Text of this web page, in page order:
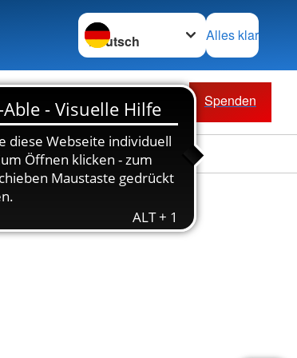
Sprache wechseln zu
Alles klar
Spenden